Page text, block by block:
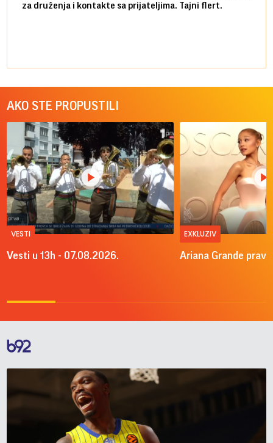
za druženja i kontakte sa prijateljima. Tajni flert.
AKO STE PROPUSTILI
VESTI
Vesti u 13h - 07.08.2026.
EXKLUZIV
Ariana Grande pravi